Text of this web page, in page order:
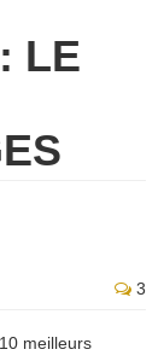
LE
3
meilleurs